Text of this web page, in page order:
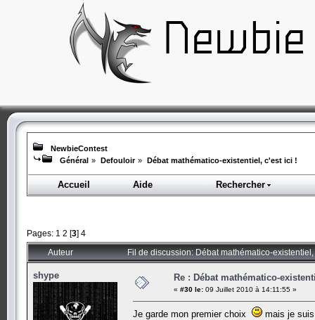
NewbieContest
Général » Defouloir » Débat mathématico-existentiel, c'est ici !
Accueil Aide Rechercher
Pages: 1 2 [3] 4
Auteur Fil de discussion: Débat mathématico-
shype Re : Débat mathématico-
« #30 le: 09 Juillet 2010 à 14:11:55 »
Je garde mon premier choix mais je